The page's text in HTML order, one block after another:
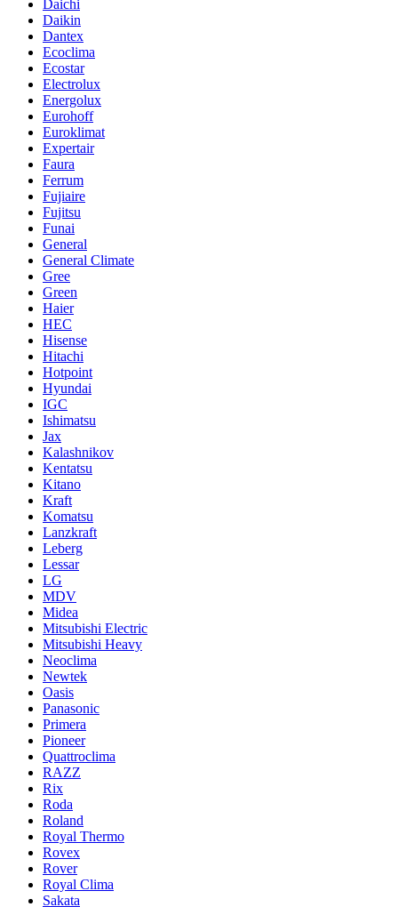
Daichi
Daikin
Dantex
Ecoclima
Ecostar
Electrolux
Energolux
Eurohoff
Euroklimat
Expertair
Faura
Ferrum
Fujiaire
Fujitsu
Funai
General
General Climate
Gree
Green
Haier
HEC
Hisense
Hitachi
Hotpoint
Hyundai
IGC
Ishimatsu
Jax
Kalashnikov
Kentatsu
Kitano
Kraft
Komatsu
Lanzkraft
Leberg
Lessar
LG
MDV
Midea
Mitsubishi Electric
Mitsubishi Heavy
Neoclima
Newtek
Oasis
Panasonic
Primera
Pioneer
Quattroclima
RAZZ
Rix
Roda
Roland
Royal Thermo
Rovex
Rover
Royal Clima
Sakata